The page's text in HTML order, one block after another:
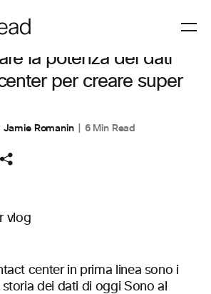
la potenza dei dati
per creare super
Jamie Romanin 6 Min Read
center in prima linea sono i
storia dei dati di oggi Sono al